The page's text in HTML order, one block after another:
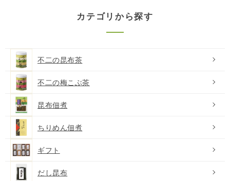
カテゴリから探す
不二の昆布茶
不二の梅こぶ茶
昆布佃煮
ちりめん佃煮
ギフト
だし昆布